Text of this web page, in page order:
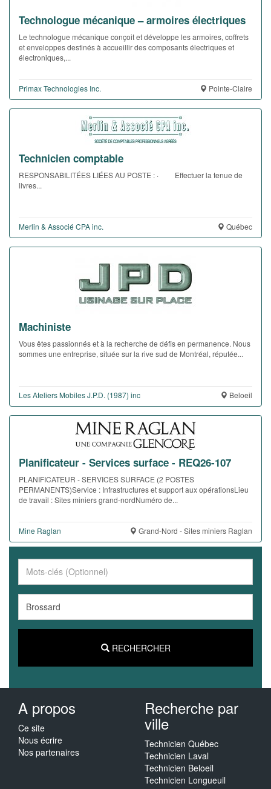
Technologue mécanique – armoires électriques
Le technologue mécanique conçoit et développe les armoires, coffrets
et enveloppes destinés à accueillir des composants électriques et
électroniques,...
Primax Technologies Inc. Pointe-Claire
Technicien comptable
RESPONSABILITÉES LIÉES AU POSTE : · Effectuer la tenue de
livres...
Merlin & Associé CPA inc. Québec
Machiniste
Vous êtes passionnés et à la recherche de défis en permanence. Nous
sommes une entreprise, située sur la rive sud de Montréal, réputée...
Les Ateliers Mobiles J.P.D. (1987) inc Beloeil
Planificateur - Services surface - REQ26-107
PLANIFICATEUR - SERVICES SURFACE (2 POSTES
PERMANENTS)Service : Infrastructures et support aux opérationsLieu
de travail : Sites miniers grand-nordNuméro de...
Mine Raglan Grand-Nord - Sites miniers Raglan
RECHERCHER
A propos
Ce site
Nous écrire
Nos partenaires
Recherche par
ville
Technicien Québec
Technicien Laval
Technicien Beloeil
Technicien Longueuil